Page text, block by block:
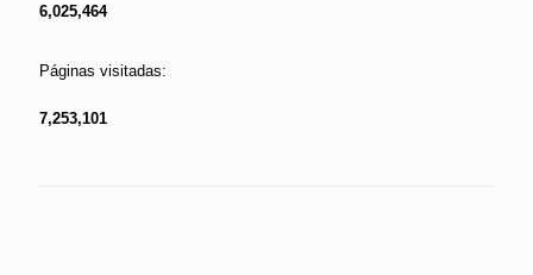
6,025,464
Páginas visitadas:
7,253,101